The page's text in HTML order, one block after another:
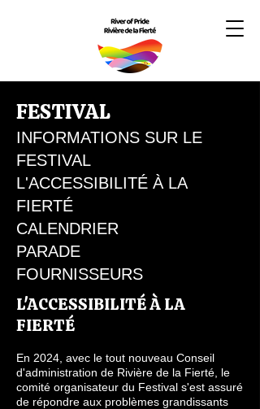
FESTIVAL
INFORMATIONS SUR LE
FESTIVAL
L'ACCESSIBILITÉ À LA
FIERTÉ
CALENDRIER
PARADE
FOURNISSEURS
L'ACCESSIBILITÉ À LA
FIERTÉ
En 2024, avec le tout nouveau Conseil
d'administration de Rivière de la Fierté, le
comité organisateur du Festival s'est assuré
de répondre aux problèmes grandissants